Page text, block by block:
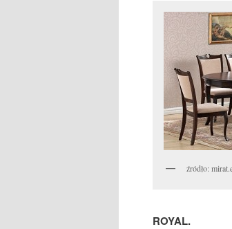
źródło:
ROYAL.